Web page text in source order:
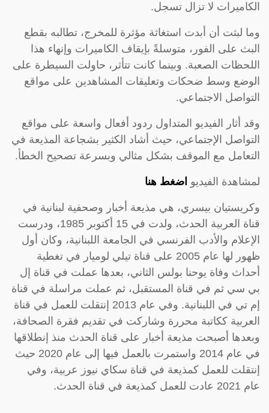
الكاميرات لا تزال تسجل.
وما لبثت أن أبدت استغاثة مؤثرة للمخرج، تطالبه بقطع
البث على الفور، متوسلةً بإيقاف الكاميرات وإنهاء هذا
اللحظات الصعبة. وبينما كانت تتأثر، حاولت السيطرة على
الوضع وسط ضحكات وتعليقات المشاهدين على مواقع
التواصل الاجتماعي.
وقد أثار الفيديو المتداول ردود أفعال واسعة على مواقع
التواصل الإجتماعي، حيث أشاد الكثير بشجاعة المذيعة في
التعامل مع الموقف بشكل مثالي وبسرعة تصحيح الخطأ.
لمشاهدة الفيديو اضغط هنا
وكريستيان بيسري، هي مذيعة أخبار وصحفية لبنانية في
قناة العربية الحدث، ولدت في 15 أكتوبر 1985، ودرست
الإعلام والأدب الفرنسي في الجامعة اللبنانية، وكان أول
ظهور لها عام 2005 على قناة تيلي لوميار في تغطية
أحداث وفاة يوحنا بولس الثاني، بعدها عملت في قناة إل
بي سي ثم في قناة المستقبل، ثم عملت مراسلة في قناة
إم تي في اللبنانية. وفي عام 2013 إنتقلت للعمل في قناة
العربية ككاتبة محررة وشاركت في تقديم فقرة الصحافة،
وبعدها أصبحت مذيعة أخبار على قناة الحدث منذ إنطلاقها
في عام 2014 واستمرت بالعمل فيها إلى عام 2020 حيث
إنتقلت للعمل كمذيعة في قناة سكاي نيوز عربية، وفي
عام 2021 عادت للعمل كمذيعة في قناة الحدث.